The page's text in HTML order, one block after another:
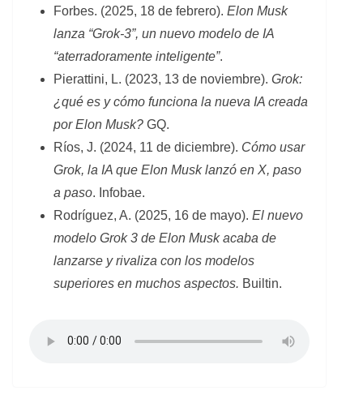
Forbes. (2025, 18 de febrero). Elon Musk
lanza “Grok-3”, un nuevo modelo de IA
“aterradoramente inteligente”.
Pierattini, L. (2023, 13 de noviembre). Grok:
¿qué es y cómo funciona la nueva IA creada
por Elon Musk? GQ.
Ríos, J. (2024, 11 de diciembre). Cómo usar
Grok, la IA que Elon Musk lanzó en X, paso
a paso. Infobae.
Rodríguez, A. (2025, 16 de mayo). El nuevo
modelo Grok 3 de Elon Musk acaba de
lanzarse y rivaliza con los modelos
superiores en muchos aspectos. Builtin.